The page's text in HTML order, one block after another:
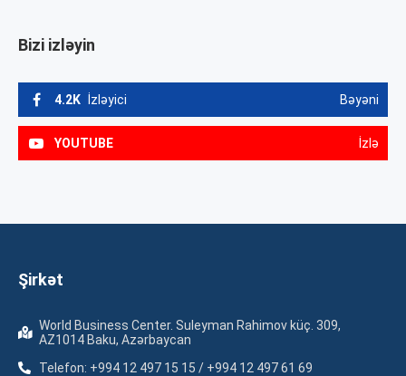
Bizi izləyin
4.2K İzləyici Bəyəni
YOUTUBE İzlə
Şirkət
World Business Center. Suleyman Rahimov küç. 309,
AZ1014 Baku, Azərbaycan
Telefon: +994 12 497 15 15 / +994 12 497 61 69